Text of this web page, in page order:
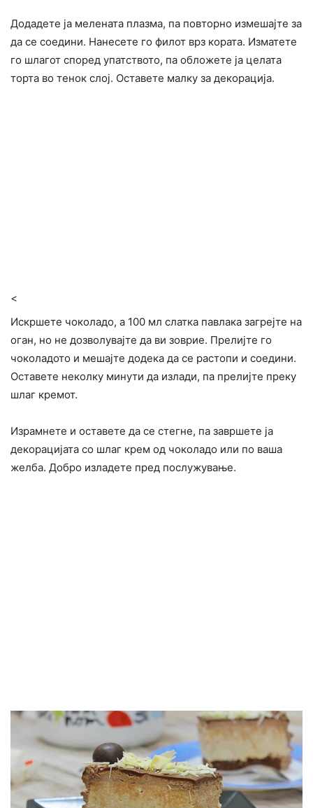
Додадете ја мелената плазма, па повторно измешајте за
да се соедини. Нанесете го филот врз кората. Изматете
го шлагот според упатството, па обложете ја целата
торта во тенок слој. Оставете малку за декорација.
<
Искршете чоколадо, а 100 мл слатка павлака загрејте на
оган, но не дозволувајте да ви зоврие. Прелијте го
чоколадото и мешајте додека да се растопи и соедини.
Оставете неколку минути да излади, па прелијте преку
шлаг кремот.
Израмнете и оставете да се стегне, па завршете ја
декорацијата со шлаг крем од чоколадо или по ваша
желба. Добро изладете пред послужување.